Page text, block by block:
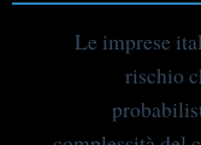
Le imprese
rischio